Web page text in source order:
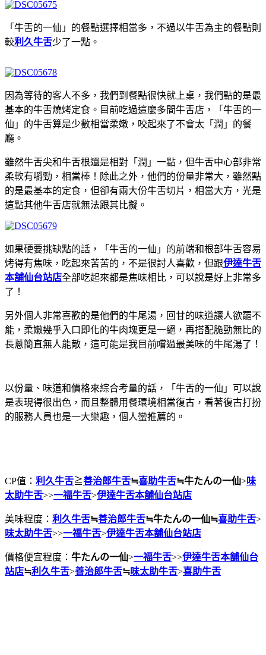
「牛舌的一仙」的餐點選擇相當多，不過以牛舌為主的餐點則
較利久牛舌少了一點。
因為等待的客人不多，我們到餐點很快就上桌，我們點的是最
基本的牛舌燒烤定食。目前吃過這麼多間牛舌店，「牛舌的一
仙」的牛舌算是少數相當柔嫩，咬起來了不會太「潤」的餐
廳。
雖然牛舌尖和牛舌根還是相對「潤」一點，但牛舌中心部非常
柔軟有嚼勁，相當棒！除此之外，他們的份量非常大，雖然點
的是最基本的定食，但卻有兩大份牛舌切片，相當大方，光是
這點其他牛舌店就無法跟其比擬。
如果硬要挑缺點的話，「牛舌的一仙」的前端和根部牛舌容易
烤得有焦味，吃起來苦苦的，不是很討人喜歡，但跟伊達牛舌
本舗仙台站店全部吃起來都是焦味相比，可以說是好上非常多
了！
另外個人非常喜歡的是他們的牛尾湯，回甘的味道讓人欲罷不
能，柔嫩幾乎入口即化的牛肉塊更是一絕，再搭配脆勁無比的
長蔥簡直無人能敵，這可能是我目前嚐過最美味的牛尾湯了！
以份量、味道和價格來綜合考量的話，「牛舌的一仙」可以說
是表現得很出色，而且整體用餐環境相當復古，看著復古打扮
的服務人員也是一大樂趣，個人蠻推薦的。
CP值： 利久牛舌≧善治郎牛舌≒喜助牛舌≒牛たんの一仙>味
太助牛舌>>一福牛舌>伊達牛舌本舗仙台站店
美味程度： 利久牛舌≒善治郎牛舌≒牛たんの一仙≒喜助牛舌>
味太助牛舌>>一福牛舌>伊達牛舌本舗仙台站店
價格便宜程度： 牛たんの一仙>一福牛舌>>伊達牛舌本舗仙台
站店≒利久牛舌>善治郎牛舌≒味太助牛舌>喜助牛舌